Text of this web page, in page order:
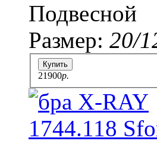
Подвесной
Размер: 20/
Купить
21900p.